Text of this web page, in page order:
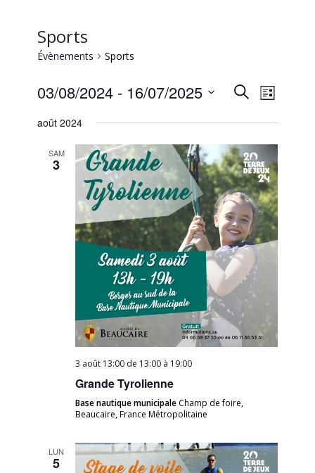
Sports
Évènements Sports
de
vues
Recherche
de
vues
Liste
03/08/2024 - 16/07/2025
une
août 2024
SAM
3
3 août 13:00 de 13:00 à 19:00
Grande Tyrolienne
Base nautique municipale Champ de foire,
Beaucaire, France Métropolitaine
LUN
5